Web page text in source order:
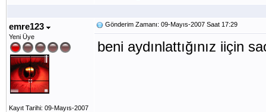
emre123
Yeni Üye
Kayıt Tarihi: 09-Mayıs-2007
Gönderim Zamanı: 09-Mayıs-2007 Saat 17:29
beni aydınlattığınız iiçin